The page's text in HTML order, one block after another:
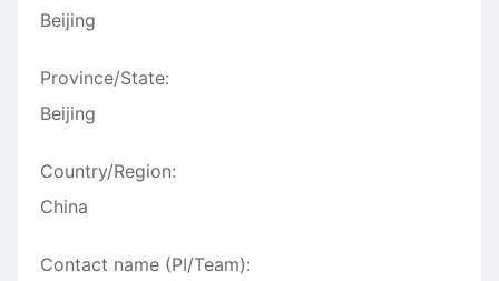
Beijing
Province/State:
Beijing
Country/Region:
China
Contact name (PI/Team):